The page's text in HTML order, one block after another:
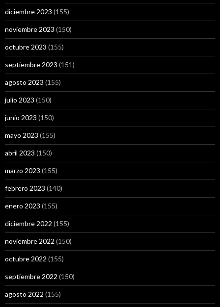
diciembre 2023 (155)
noviembre 2023 (150)
octubre 2023 (155)
septiembre 2023 (151)
agosto 2023 (155)
julio 2023 (150)
junio 2023 (150)
mayo 2023 (155)
abril 2023 (150)
marzo 2023 (155)
febrero 2023 (140)
enero 2023 (155)
diciembre 2022 (155)
noviembre 2022 (150)
octubre 2022 (155)
septiembre 2022 (150)
agosto 2022 (155)